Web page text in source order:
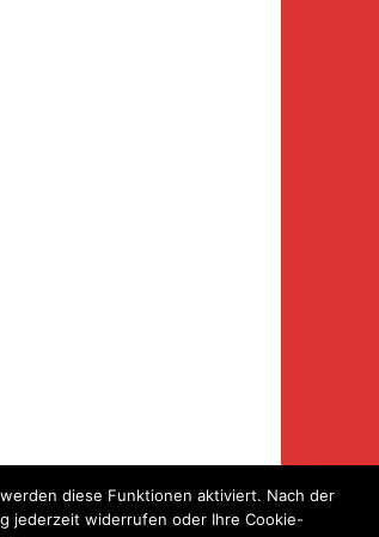
diese Funktionen aktiviert. Nach der
jederzeit widerrufen oder Ihre Cookie-